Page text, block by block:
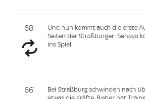
68'
Und nun kommt auch die erste
Seiten der Straßburger: Senaya
ins Spiel.
66'
Bei Straßburg schwinden nach